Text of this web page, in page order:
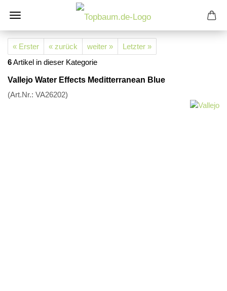
« Erster « zurück weiter »
Letzter »
6Artikel in dieser Kategorie
Vallejo Water Effects Meditterranean Blue
(Art.Nr.: VA26202)